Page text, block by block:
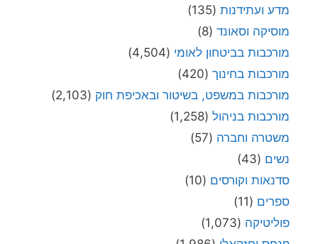
מדע ועתידנות (135)
מוסיקה וסאונד (8)
מורכבות בביטחון לאומי (4,504)
מורכבות בחינוך (420)
מורכבות במשפט, בשיטור ובאכיפת חוק (2,103)
מורכבות בניהול (1,258)
משטרה וחברה (57)
נשים (43)
סדנאות וקורסים (10)
ספרים (11)
פוליטיקה (1,073)